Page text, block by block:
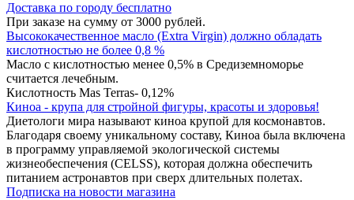
Доставка по городу бесплатно
При заказе на сумму от 3000 рублей.
Высококачественное масло (Extra Virgin) должно обладать
кислотностью не более 0,8 %
Масло с кислотностью менее 0,5% в Средиземноморье
считается лечебным.
Кислотность Mas Terras- 0,12%
Киноа - крупа для стройной фигуры, красоты и здоровья!
Диетологи мира называют киноа крупой для космонавтов.
Благодаря своему уникальному составу, Киноа была включена
в программу управляемой экологической системы
жизнеобеспечения (CELSS), которая должна обеспечить
питанием астронавтов при сверх длительных полетах.
Подписка на новости магазина